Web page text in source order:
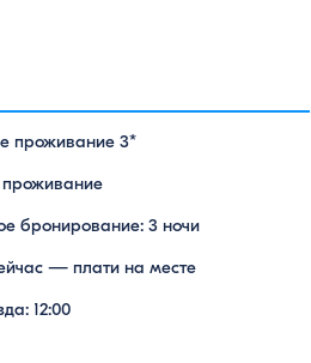
проживание 3*
бронирование: 3 ночи
— плати на месте
12:00